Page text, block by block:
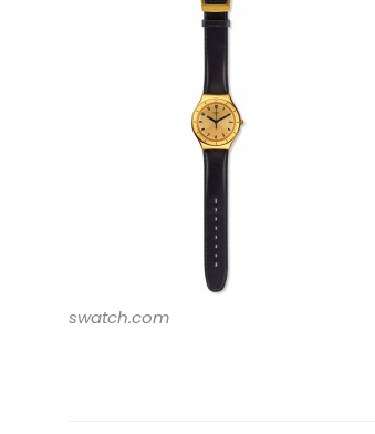
swatch.com